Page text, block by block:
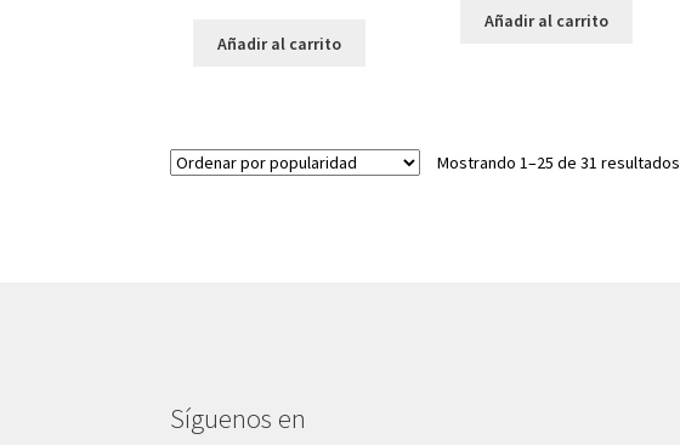
Añadir al carrito
Añadir al carrito
Mostrando 1–25 de 31 resultados
Síguenos en